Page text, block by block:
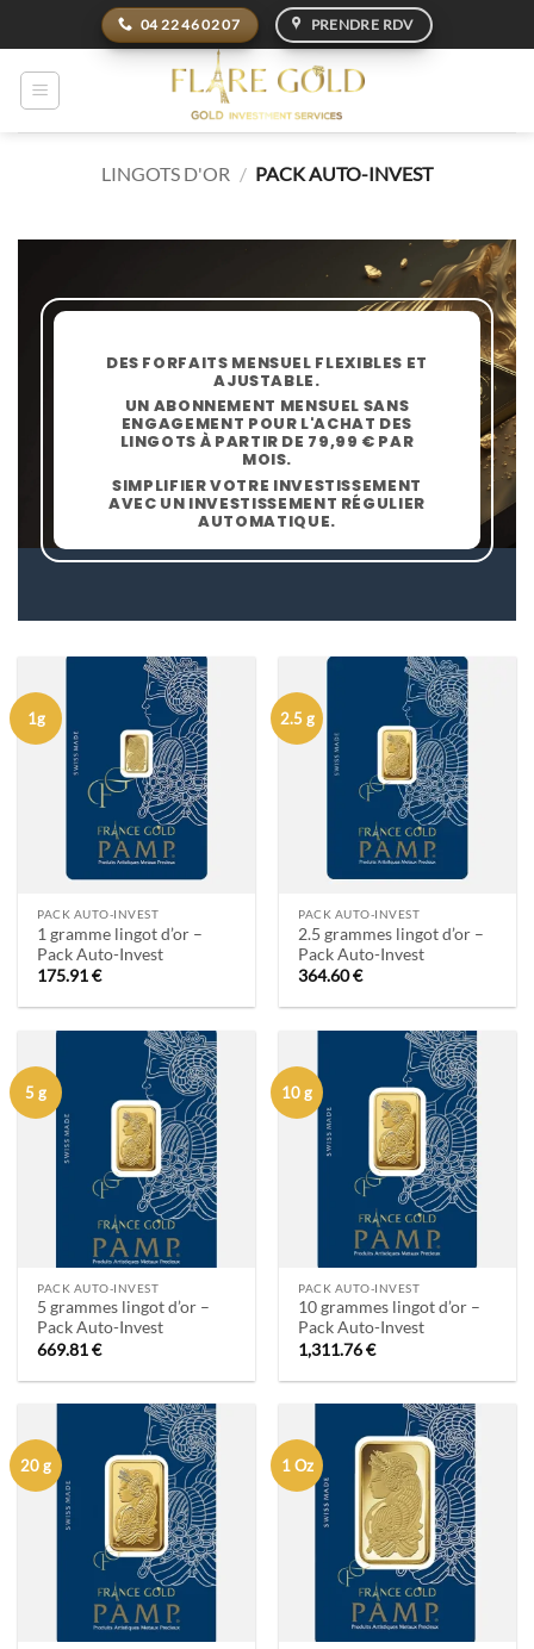
au
contenu
04 22 46 02 07 PRENDRE RDV
LINGOTS D'OR / PACK AUTO-INVEST
DES FORFAITS MENSUEL FLEXIBLES ET
AJUSTABLE.
UN ABONNEMENT MENSUEL SANS
ENGAGEMENT POUR L'ACHAT DES
LINGOTS À PARTIR DE 79,99 € PAR
MOIS.
SIMPLIFIER VOTRE INVESTISSEMENT
AVEC UN INVESTISSEMENT RÉGULIER
AUTOMATIQUE.
1g
PACK AUTO-INVEST
1 gramme lingot d’or –
Pack Auto-Invest
175.91€
2.5 g
PACK AUTO-INVEST
2.5 grammes lingot d’or –
Pack Auto-Invest
364.60€
5 g
PACK AUTO-INVEST
5 grammes lingot d’or –
Pack Auto-Invest
669.81€
10 g
PACK AUTO-INVEST
10 grammes lingot d’or –
Pack Auto-Invest
1,311.76€
20 g 1 Oz